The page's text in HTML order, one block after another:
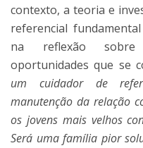
contexto, a teoria e
referencial
na reflexão sobre
oportunidades que se
um cuidador de
manutenção da relação
os jovens mais velhos
Será uma família pior